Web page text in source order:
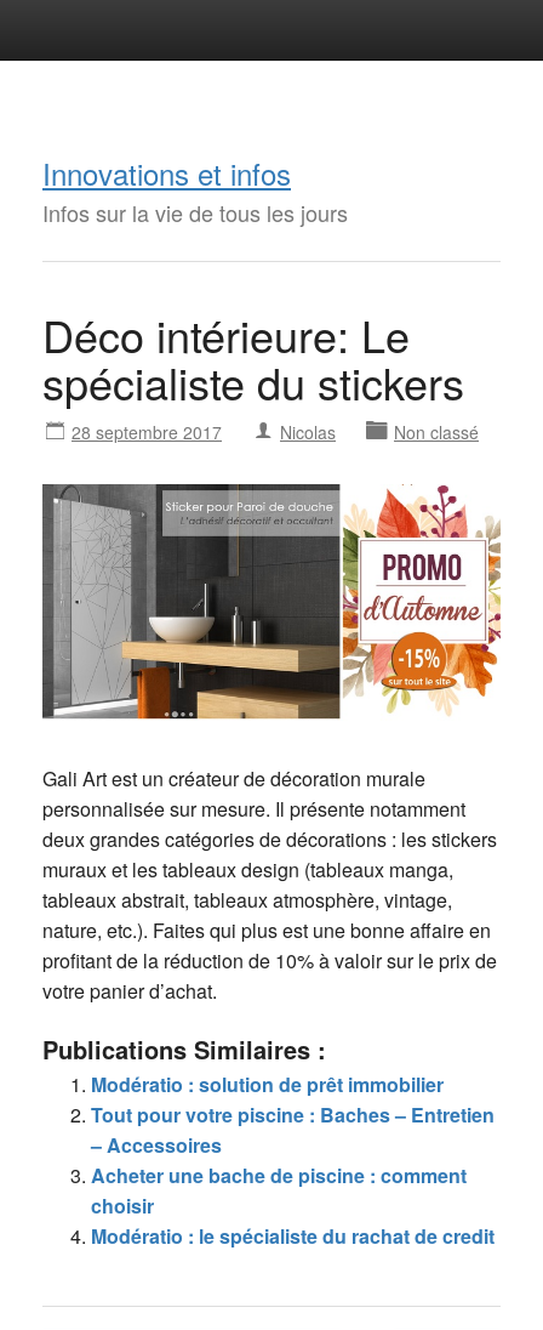
Innovations et infos
Infos sur la vie de tous les jours
Déco intérieure: Le
spécialiste du stickers
28 septembre 2017 Nicolas Non classé
Gali Art est un créateur de décoration murale
personnalisée sur mesure. Il présente notamment
deux grandes catégories de décorations : les stickers
muraux et les tableaux design (tableaux manga,
tableaux abstrait, tableaux atmosphère, vintage,
nature, etc.). Faites qui plus est une bonne affaire en
profitant de la réduction de 10% à valoir sur le prix de
votre panier d’achat.
Publications Similaires :
Modératio : solution de prêt immobilier
Tout pour votre piscine : Baches – Entretien
– Accessoires
Acheter une bache de piscine : comment
choisir
Modératio : le spécialiste du rachat de credit